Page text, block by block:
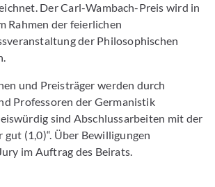
Der Carl-Wambach-Preis wird in
Rahmen der feierlichen
der Philosophischen
und Preisträger werden durch
Professoren der Germanistik
sind Abschlussarbeiten mit der
gut (1,0)“. Über Bewilligungen
im Auftrag des Beirats.